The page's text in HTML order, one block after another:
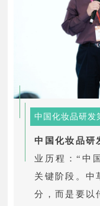
中国化妆品研发
中国化妆品研
业历程：“中
关键阶段。中
分，而是要以